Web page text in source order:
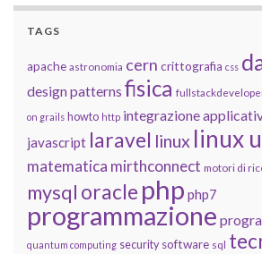
TAGS
apache astronomia cern crittografia css
design patterns fisica
on grails howto http integrazione
javascript laravel linux linux
matematica mirthconnect motori di
mysql oracle php php7
programmazione
quantum computing security software sql